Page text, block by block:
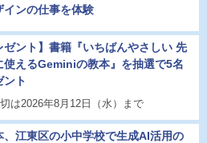
インの仕事を体験
ゼント】書籍『いちばんやさしい 先
使えるGeminiの教本』を抽選で5名
ント
は2026年8月12日（水）まで
、江東区の小中学校で生成AI活用の